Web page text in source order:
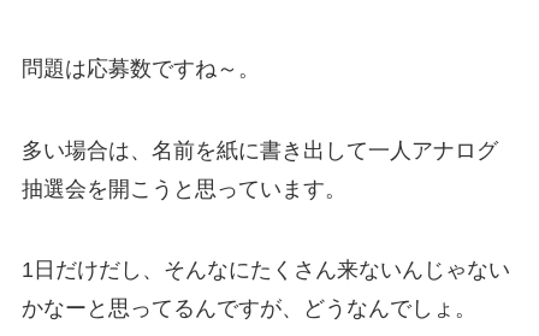
問題は応募数ですね～。
多い場合は、名前を紙に書き出して一人アナログ
抽選会を開こうと思っています。
1日だけだし、そんなにたくさん来ないんじゃない
かなーと思ってるんですが、どうなんでしょ。